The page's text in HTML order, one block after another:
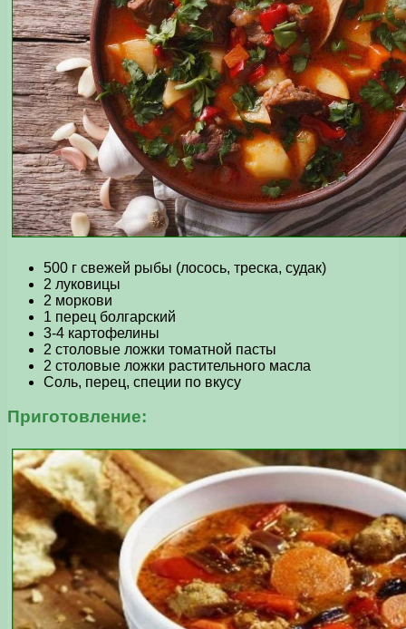
500 г свежей рыбы (лосось, треска, судак)
2 луковицы
2 моркови
1 перец болгарский
3-4 картофелины
2 столовые ложки томатной пасты
2 столовые ложки растительного масла
Соль, перец, специи по вкусу
Приготовление: